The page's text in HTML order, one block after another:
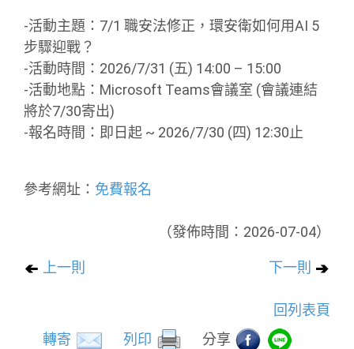
-活動主題：7/1 職安法修正，環安衛如何用AI 5
步驟迎戰？
-活動時間：2026/7/31 (五) 14:00 – 15:00
-活動地點：Microsoft Teams會議室 (會議連結
將於7/30寄出)
-報名時間：即日起 ~ 2026/7/30 (四) 12:30止
參考網址： 免費報名
（發佈時間：2026-07-04）
上一則 下一則
回列表頁
轉寄
列印 分享